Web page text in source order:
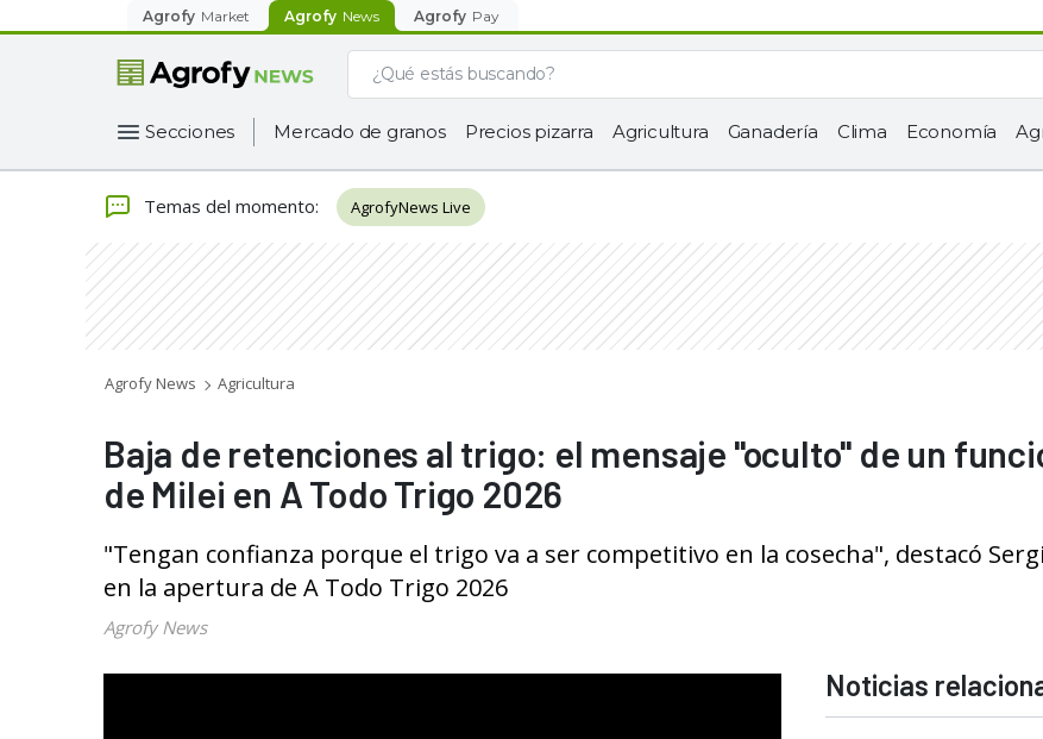
Agrofy Market Agrofy News Agrofy Pay
Secciones Mercado de granos Precios pizarra Agricultura Ganadería Clima Economía
Temas del momento: AgrofyNews Live
Agrofy News Agricultura
Baja de retenciones al trigo: el mensaje "oculto" de un
de Milei en A Todo Trigo 2026
"Tengan confianza porque el trigo va a ser competitivo en la cosecha", destacó
en la apertura de A Todo Trigo 2026
Agrofy News
Noticias